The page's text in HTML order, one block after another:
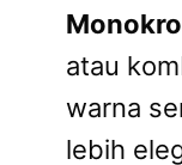
atau
warna
lebih